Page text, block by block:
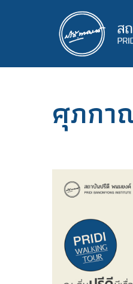
ศุภกา